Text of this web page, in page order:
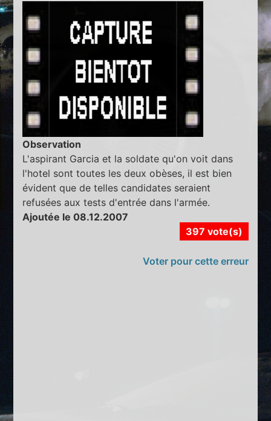
Observation
L'aspirant Garcia et la soldate qu'on voit dans
l'hotel sont toutes les deux obèses, il est bien
évident que de telles candidates seraient
refusées aux tests d'entrée dans l'armée.
Ajoutée le 08.12.2007
397 vote(s)
Voter pour cette erreur